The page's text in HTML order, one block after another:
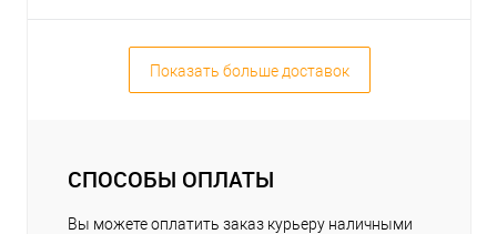
Показать больше доставок
СПОСОБЫ ОПЛАТЫ
Вы можете оплатить заказ курьеру наличными